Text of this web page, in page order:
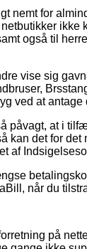
nemt for
netbutikker
også til
vise sig
ved at antage
påvagt, at i
kan det for
af
når du
på